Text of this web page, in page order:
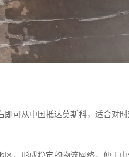
可从中国抵达莫斯科，适合对